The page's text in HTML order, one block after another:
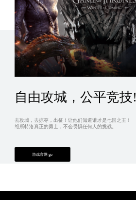
自由攻城，公平竞技!
去攻城，去掠夺，出征！让他们知道谁才是七国之王！
维斯特洛真正的勇士，不会畏惧任何人的挑战。
游戏官网 go